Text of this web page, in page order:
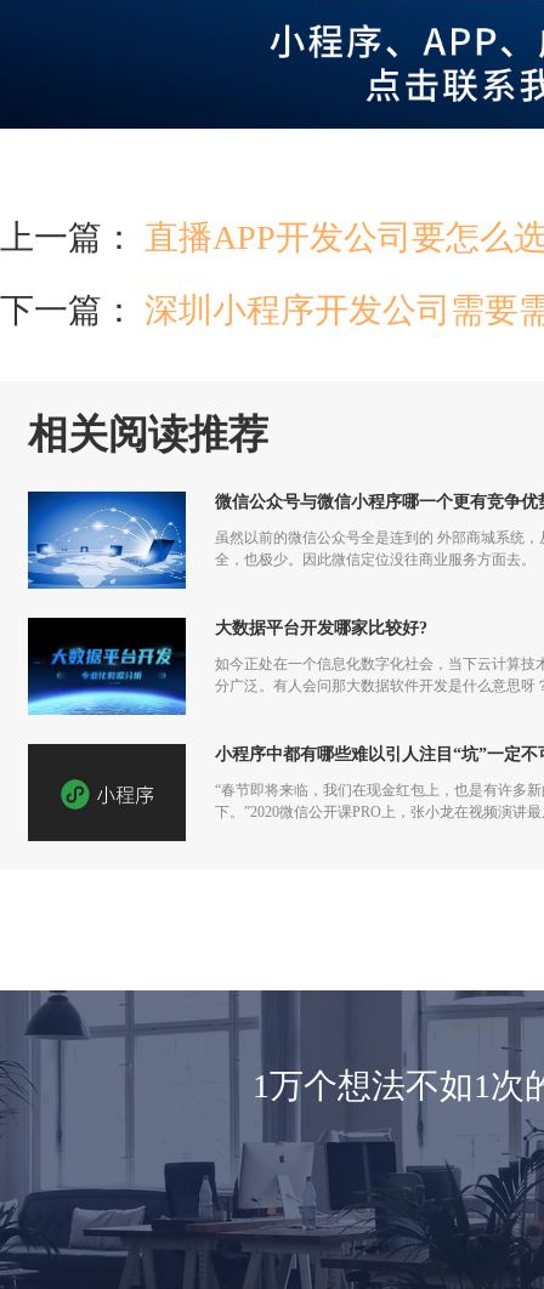
上一篇： 直播APP开发公司要怎么
下一篇： 深圳小程序开发公司需要
相关阅读推荐
微信公众号与微信小程序哪一个更有竞争优
虽然以前的微信公众号全是连到的 外部商城系统
全，也极少。因此微信定位没往商业服务方面去。
大数据平台开发哪家比较好?
如今正处在一个信息化数字化社会，当下云计算
分广泛。有人会问那大数据软件开发是什么意思呀
小程序中都有哪些难以引人注目“坑”一定不
“春节即将来临，我们在现金红包上，也是有许多
下。”2020微信公开课PRO上，张小龙在视频演讲
1万个想法不如1次